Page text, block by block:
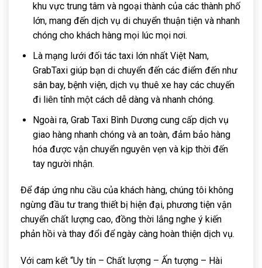
khu vực trung tâm và ngoại thành của các thành phố
lớn, mang đến dịch vụ di chuyển thuận tiện và nhanh
chóng cho khách hàng mọi lúc mọi nơi.
Là mạng lưới đối tác taxi lớn nhất Việt Nam,
GrabTaxi giúp bạn di chuyển đến các điểm đến như
sân bay, bệnh viện, dịch vụ thuê xe hay các chuyến
đi liên tỉnh một cách dễ dàng và nhanh chóng.
Ngoài ra, Grab Taxi Bình Dương cung cấp dịch vụ
giao hàng nhanh chóng và an toàn, đảm bảo hàng
hóa được vận chuyển nguyên vẹn và kịp thời đến
tay người nhận.
Để đáp ứng nhu cầu của khách hàng, chúng tôi không
ngừng đầu tư trang thiết bị hiện đại, phương tiện vận
chuyển chất lượng cao, đồng thời lắng nghe ý kiến ​​
phản hồi và thay đổi để ngày càng hoàn thiện dịch vụ.
Với cam kết “Uy tín – Chất lượng – Ấn tượng – Hài